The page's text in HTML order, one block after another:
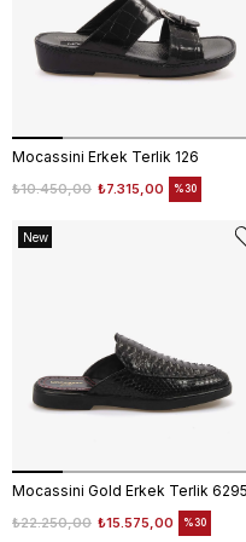
Mocassini Erkek Terlik 126
₺7.315,00
₺10.450,00 %30
Mocassini Gold Erkek Terlik
₺15.575,00
₺22.250,00 %30
New